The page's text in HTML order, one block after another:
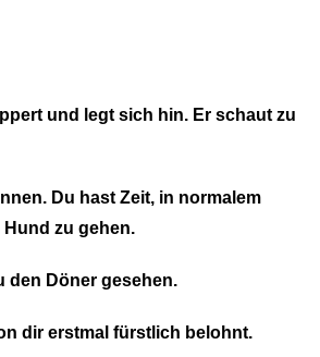
und legt sich hin. Er schaut zu
Du hast Zeit, in normalem
zu gehen.
den Döner gesehen.
dir erstmal fürstlich belohnt.